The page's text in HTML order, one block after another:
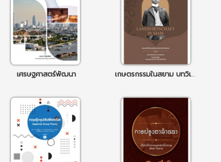
เศรษฐศาสตร์พัฒนา เกษตรกรรมในสยาม บทวิเคราะห์เชิงประวัติศาสตร์เศรษฐกิจของราชอาณาจักรสยาม